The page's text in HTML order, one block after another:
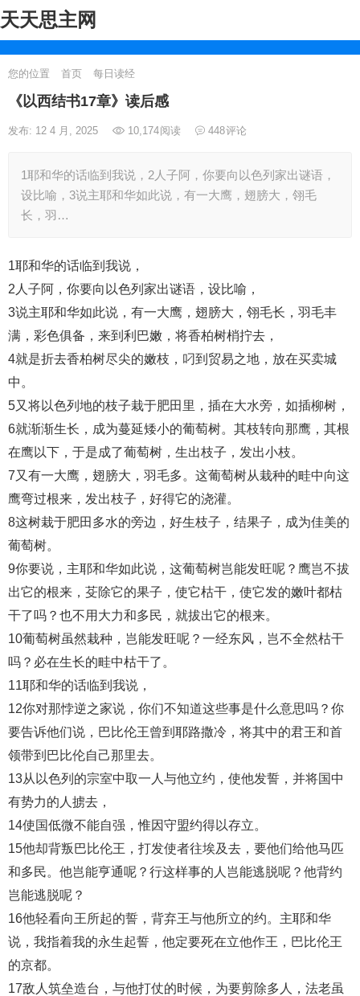
天天思主网
您的位置 首页 每日读经
《以西结书17章》读后感
发布: 12 4 月, 2025 10,174阅读 448评论
1耶和华的话临到我说，2人子阿，你要向以色列家出谜语，
设比喻，3说主耶和华如此说，有一大鹰，翅膀大，翎毛
长，羽…
1耶和华的话临到我说，
2人子阿，你要向以色列家出谜语，设比喻，
3说主耶和华如此说，有一大鹰，翅膀大，翎毛长，羽毛丰
满，彩色俱备，来到利巴嫩，将香柏树梢拧去，
4就是折去香柏树尽尖的嫩枝，叼到贸易之地，放在买卖城
中。
5又将以色列地的枝子栽于肥田里，插在大水旁，如插柳树，
6就渐渐生长，成为蔓延矮小的葡萄树。其枝转向那鹰，其根
在鹰以下，于是成了葡萄树，生出枝子，发出小枝。
7又有一大鹰，翅膀大，羽毛多。这葡萄树从栽种的畦中向这
鹰弯过根来，发出枝子，好得它的浇灌。
8这树栽于肥田多水的旁边，好生枝子，结果子，成为佳美的
葡萄树。
9你要说，主耶和华如此说，这葡萄树岂能发旺呢？鹰岂不拔
出它的根来，芟除它的果子，使它枯干，使它发的嫩叶都枯
干了吗？也不用大力和多民，就拔出它的根来。
10葡萄树虽然栽种，岂能发旺呢？一经东风，岂不全然枯干
吗？必在生长的畦中枯干了。
11耶和华的话临到我说，
12你对那悖逆之家说，你们不知道这些事是什么意思吗？你
要告诉他们说，巴比伦王曾到耶路撒冷，将其中的君王和首
领带到巴比伦自己那里去。
13从以色列的宗室中取一人与他立约，使他发誓，并将国中
有势力的人掳去，
14使国低微不能自强，惟因守盟约得以存立。
15他却背叛巴比伦王，打发使者往埃及去，要他们给他马匹
和多民。他岂能亨通呢？行这样事的人岂能逃脱呢？他背约
岂能逃脱呢？
16他轻看向王所起的誓，背弃王与他所立的约。主耶和华
说，我指着我的永生起誓，他定要死在立他作王，巴比伦王
的京都。
17敌人筑垒造台，与他打仗的时候，为要剪除多人，法老虽